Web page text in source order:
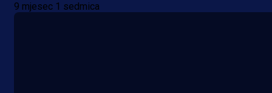
9 mjesec 1 sedmica